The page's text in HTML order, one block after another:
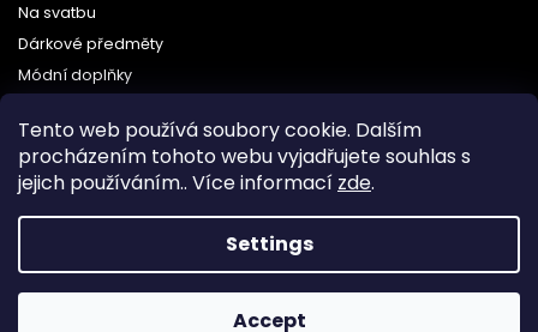
Tento web používá soubory cookie. Dalším
procházením tohoto webu vyjadřujete souhlas s
jejich používáním.. Více informací zde.
Settings
Accept
When you buy over 80 €you get FREE shipping!
Na svatbu
Dárkové předměty
Módní doplňky
Created by Shoptet
Wood Kingdom
Grafický návrh vytvořil a nakódoval